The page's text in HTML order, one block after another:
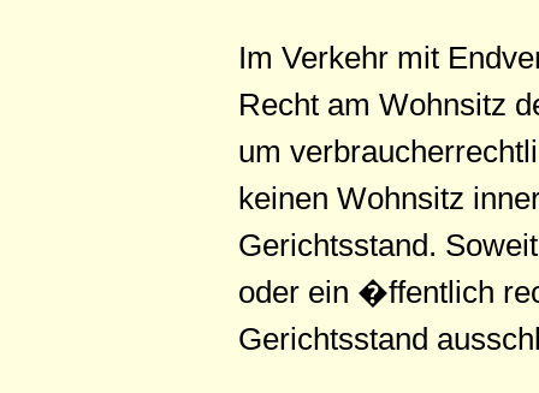
Im Verkehr mit
Recht am Wohnsitz
um
keinen Wohnsitz
Gerichtsstand.
oder ein �ffentlich
Gerichtsstand